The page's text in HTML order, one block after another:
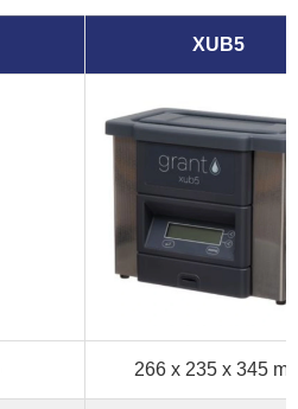
XUB5
266 x 235 x 345